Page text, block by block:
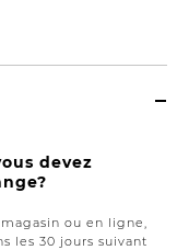
devez
ou en ligne,
les 30 jours suivant